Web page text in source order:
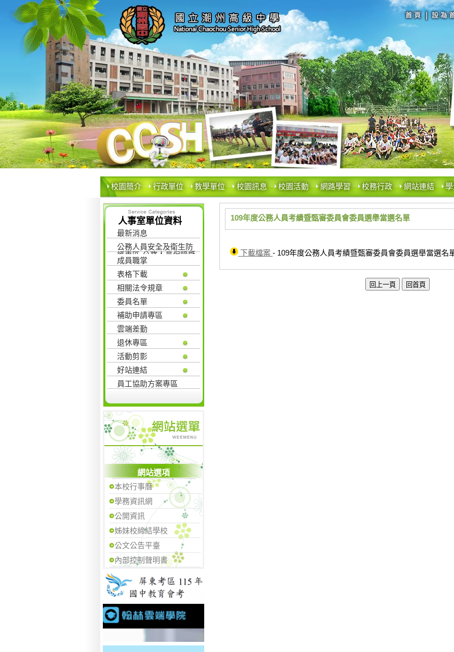
校園簡介 行政單位 教學單位 校園訊息 校園活動 網路學習 校務行政 網站連結
人事室單位資料
最新消息
公務人員安全及衛生防
護專區-公務人員保障暨
培訓委員會
成員職掌
表格下載
相關法令規章
委員名單
補助申請專區
雲端差勤
退休專區
活動剪影
好站連結
員工協助方案專區
網站選項
本校行事曆
學務資訊網
公開資訊
姊妹校締結學校
公文公告平臺
內部控制聲明書
109年度公務人員考績暨甄審委員會委員選舉當選名單
下載檔案 - 109年度公務人員考績暨甄審委員會委員選舉當選名